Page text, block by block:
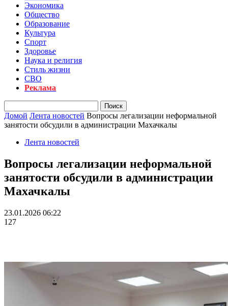
Экономика
Общество
Образование
Культура
Спорт
Здоровье
Наука и религия
Стиль жизни
СВО
Реклама
Домой Лента новостей Вопросы легализации неформальной
занятости обсудили в администрации Махачкалы
Лента новостей
Вопросы легализации неформальной
занятости обсудили в администрации
Махачкалы
23.01.2026 06:22
127